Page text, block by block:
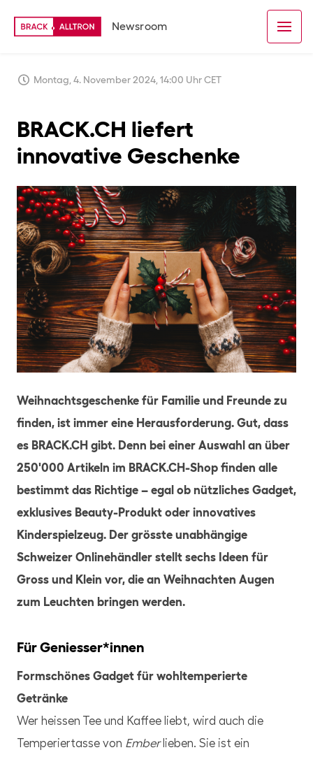
Newsroom
Montag, 4. November 2024, 14:00 Uhr CET
BRACK.CH liefert
innovative Geschenke
JPEG
Weihnachtsgeschenke für Familie und Freunde zu
finden, ist immer eine Herausforderung. Gut, dass
es BRACK.CH gibt. Denn bei einer Auswahl an über
250'000 Artikeln im BRACK.CH-Shop finden alle
bestimmt das Richtige – egal ob nützliches Gadget,
exklusives Beauty-Produkt oder innovatives
Kinderspielzeug. Der grösste unabhängige
Schweizer Onlinehändler stellt sechs Ideen für
Gross und Klein vor, die an Weihnachten Augen
zum Leuchten bringen werden.
Für Geniesser*innen
Formschönes Gadget für wohltemperierte
Getränke
Wer heissen Tee und Kaffee liebt, wird auch die
Temperiertasse von Emberlieben. Sie ist ein